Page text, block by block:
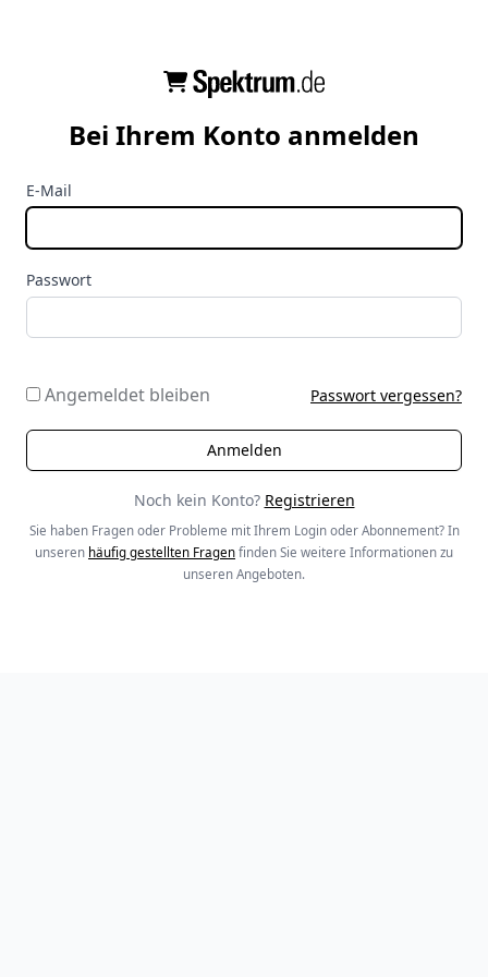
Bei Ihrem Konto anmelden
E-Mail
Passwort
Angemeldet bleiben Passwort vergessen?
Noch kein Konto? Registrieren
Sie haben Fragen oder Probleme mit Ihrem Login oder Abonnement? In
unseren häufig gestellten Fragen finden Sie weitere Informationen zu
unseren Angeboten.